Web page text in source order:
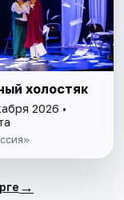
холостяк
2026 •
→